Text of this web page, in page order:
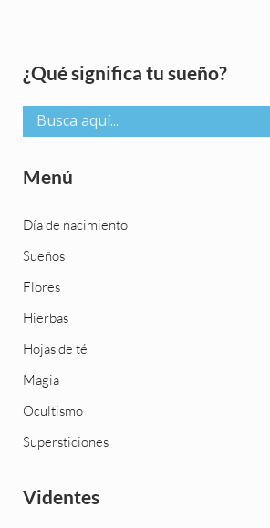
Sidebar
¿Qué significa tu sueño?
Menú
Día de nacimiento
Sueños
Flores
Hierbas
Hojas de té
Magia
Ocultismo
Supersticiones
Videntes